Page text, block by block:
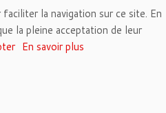
la navigation sur ce site. En
la pleine acceptation de leur
En savoir plus